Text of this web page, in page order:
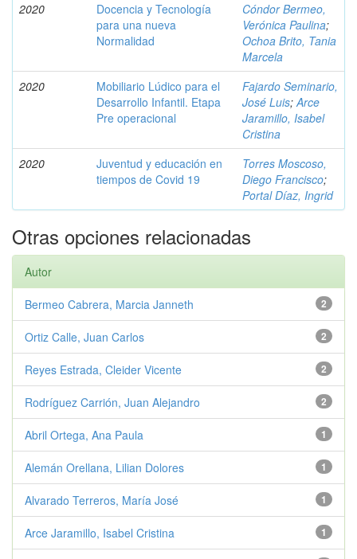
2020
Docencia y Tecnología
para una nueva
Normalidad
Cóndor Bermeo,
Verónica Paulina;
Ochoa Brito, Tania
Marcela
2020
Mobiliario Lúdico para el
Desarrollo Infantil. Etapa
Pre operacional
Fajardo Seminario,
José Luis;Arce
Jaramillo, Isabel
Cristina
2020
Juventud y educación en
tiempos de Covid 19
Torres Moscoso,
Diego Francisco;
Portal Díaz, Ingrid
Otras opciones relacionadas
Autor
2
Bermeo Cabrera, Marcia Janneth
2
Ortiz Calle, Juan Carlos
2
Reyes Estrada, Cleider Vicente
2
Rodríguez Carrión, Juan Alejandro
1
Abril Ortega, Ana Paula
1
Alemán Orellana, Lilian Dolores
1
Alvarado Terreros, María José
1
Arce Jaramillo, Isabel Cristina